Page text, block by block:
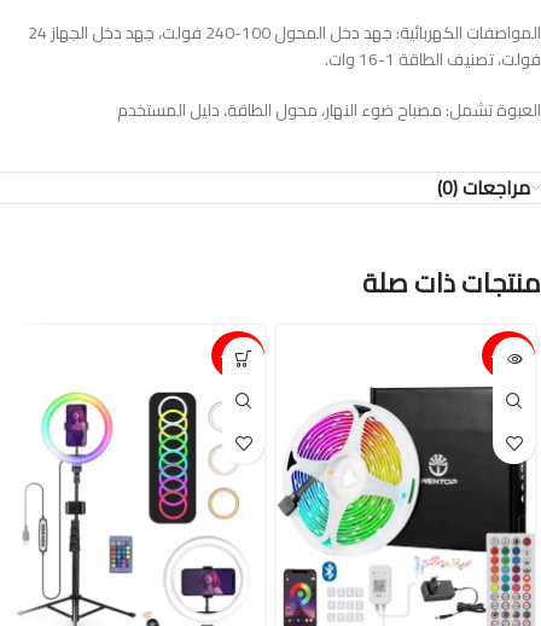
المواصفات الكهربائية: جهد دخل المحول 100-240 فولت، جهد دخل الجهاز 24
فولت، تصنيف الطاقة 1-16 وات.
العبوة تشمل: مصباح ضوء النهار، محول الطاقة، دليل المستخدم
مراجعات (0)
منتجات ذات صلة
15%-
15%-